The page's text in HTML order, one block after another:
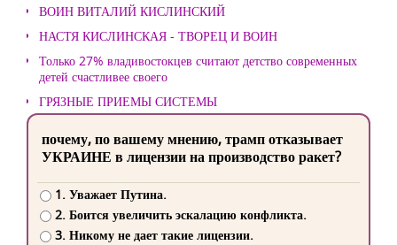
ВОИН ВИТАЛИЙ КИСЛИНСКИЙ
НАСТЯ КИСЛИНСКАЯ - ТВОРЕЦ И ВОИН
Только 27% владивостокцев считают детство современных
детей счастливее своего
ГРЯЗНЫЕ ПРИЕМЫ СИСТЕМЫ
почему, по вашему мнению, трамп отказывает
УКРАИНЕ в лицензии на производство ракет?
1. Уважает Путина.
2. Боится увеличить эскалацию конфликта.
3. Никому не дает такие лицензии.